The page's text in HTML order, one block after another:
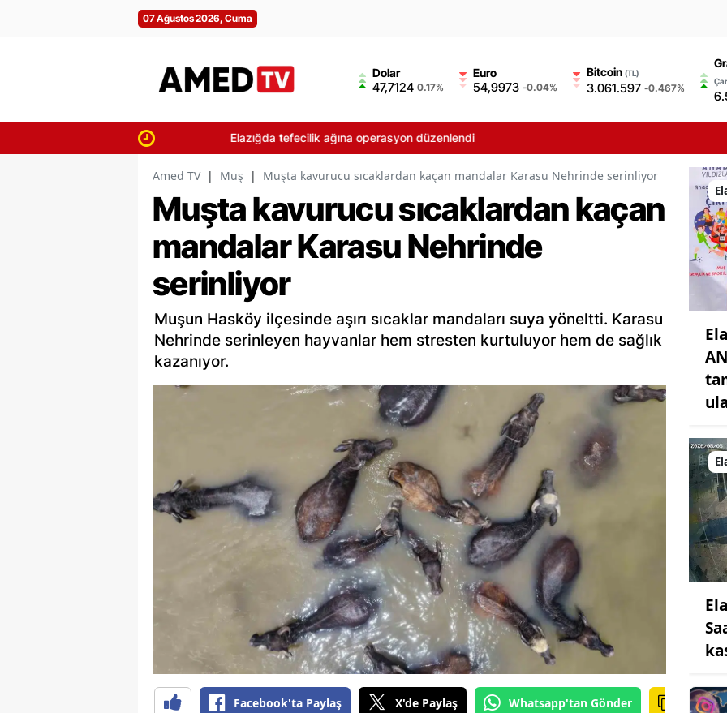
07 Ağustos 2026, Cuma
Dolar
47,7124 0.17%
Euro
54,9973 -0.04%
Bitcoin(TL)
3.061.597 -0.467%
Elazığda tefecilik ağına operasyon düzenlendi
Amed TV | Muş | Muşta kavurucu sıcaklardan kaçan mandalar Karasu Nehrinde serinliyor
Muşta kavurucu sıcaklardan kaçan
mandalar Karasu Nehrinde
serinliyor
Muşun Hasköy ilçesinde aşırı sıcaklar mandaları suya yöneltti. Karasu
Nehrinde serinleyen hayvanlar hem stresten kurtuluyor hem de sağlık
kazanıyor.
Facebook'ta Paylaş X'de Paylaş Whatsapp'tan Gönder